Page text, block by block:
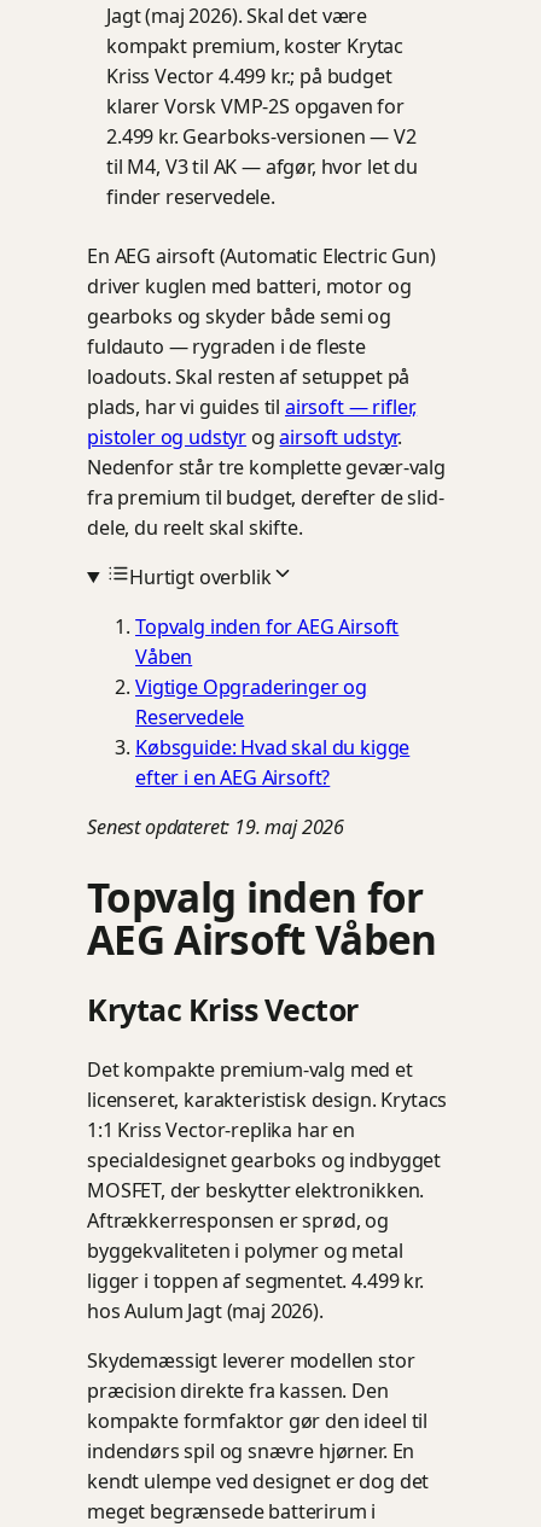
Jagt (maj 2026). Skal det være
kompakt premium, koster Krytac
Kriss Vector 4.499 kr.; på budget
klarer Vorsk VMP-2S opgaven for
2.499 kr. Gearboks-versionen — V2
til M4, V3 til AK — afgør, hvor let du
finder reservedele.
En AEG airsoft (Automatic Electric Gun)
driver kuglen med batteri, motor og
gearboks og skyder både semi og
fuldauto — rygraden i de fleste
loadouts. Skal resten af setuppet på
plads, har vi guides til airsoft — rifler,
pistoler og udstyr ogairsoft udstyr.
Nedenfor står tre komplette gevær-valg
fra premium til budget, derefter de slid-
dele, du reelt skal skifte.
Hurtigt overblik
Topvalg inden for AEG Airsoft
Våben
Vigtige Opgraderinger og
Reservedele
Købsguide: Hvad skal du kigge
efter i en AEG Airsoft?
Senest opdateret: 19. maj 2026
Topvalg inden for
AEG Airsoft Våben
Krytac Kriss Vector
Det kompakte premium-valg med et
licenseret, karakteristisk design. Krytacs
1:1 Kriss Vector-replika har en
specialdesignet gearboks og indbygget
MOSFET, der beskytter elektronikken.
Aftrækkerresponsen er sprød, og
byggekvaliteten i polymer og metal
ligger i toppen af segmentet. 4.499 kr.
hos Aulum Jagt (maj 2026).
Skydemæssigt leverer modellen stor
præcision direkte fra kassen. Den
kompakte formfaktor gør den ideel til
indendørs spil og snævre hjørner. En
kendt ulempe ved designet er dog det
meget begrænsede batterirum i